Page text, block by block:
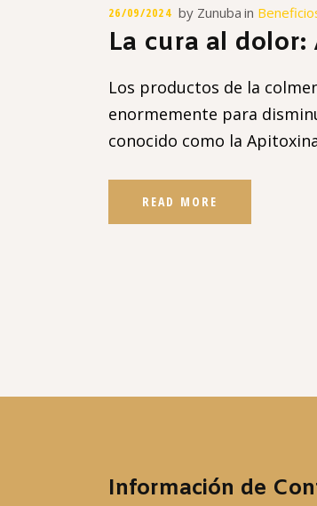
26/09/2024 by Zunuba in
La cura al
Los productos de la
enormemente para
conocido como la
READ MORE
Información de